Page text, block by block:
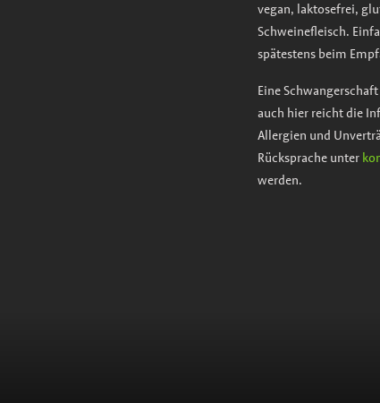
vegan, laktosefrei,
Schweinefleisch.
spätestens beim
Eine
auch hier reicht die
Allergien und
Rücksprache unter
werden.